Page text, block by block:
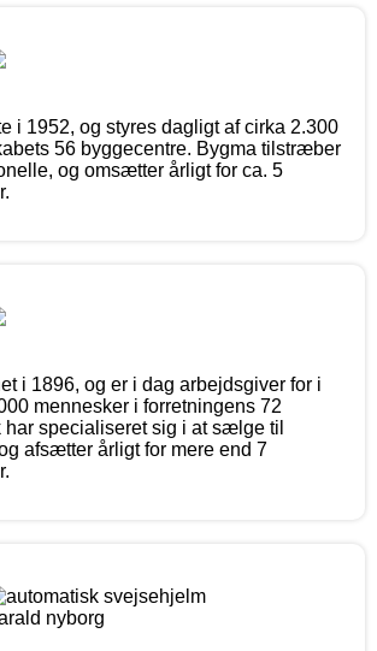
i 1952, og styres dagligt af cirka 2.300
56 byggecentre. Bygma tilstræber
og omsætter årligt for ca. 5
i 1896, og er i dag arbejdsgiver for i
mennesker i forretningens 72
har specialiseret sig i at sælge til
afsætter årligt for mere end 7